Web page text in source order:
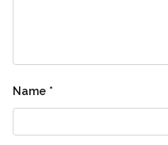
Name *